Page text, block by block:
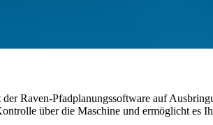
Raven-Pfadplanungssoftware auf
über die Maschine und ermöglicht